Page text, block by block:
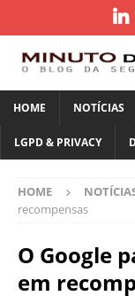
HOME NOTÍCIAS
LGPD & PRIVACY
HOME
recompensas
O Google
em